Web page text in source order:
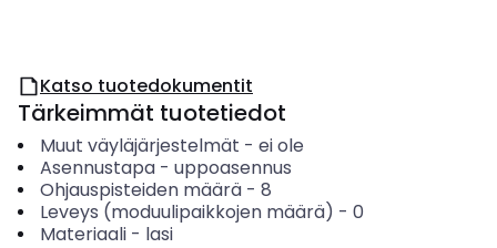
Katso tuotedokumentit
Tärkeimmät tuotetiedot
Muut väyläjärjestelmät - ei ole
Asennustapa- uppoasennus
Ohjauspisteiden määrä- 8
Leveys (moduulipaikkojen määrä) - 0
Materiaali- lasi